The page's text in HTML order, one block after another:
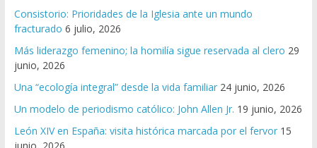
Consistorio: Prioridades de la Iglesia ante un mundo
fracturado 6 julio, 2026
Más liderazgo femenino; la homilía sigue reservada al clero 29
junio, 2026
Una “ecología integral” desde la vida familiar 24 junio, 2026
Un modelo de periodismo católico: John Allen Jr. 19 junio, 2026
León XIV en España: visita histórica marcada por el fervor 15